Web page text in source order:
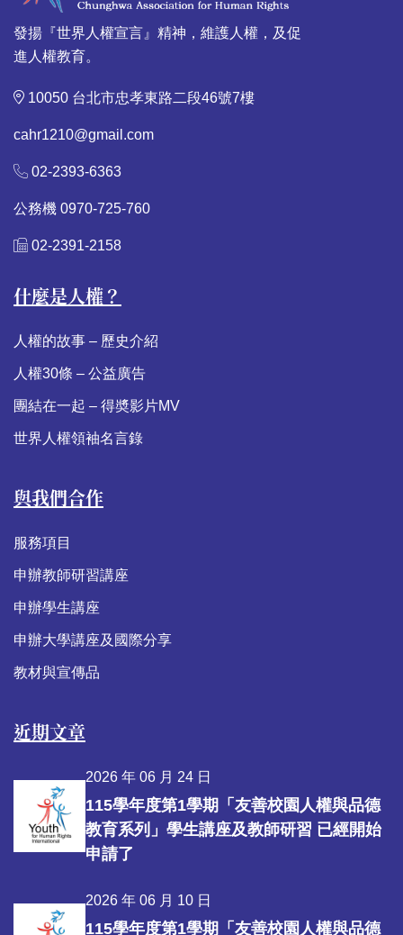
發揚『世界人權宣言』精神，維護人權，及促
進人權教育。
10050 台北市忠孝東路二段46號7樓
cahr1210@gmail.com
02-2393-6363
公務機 0970-725-760
02-2391-2158
什麼是人權？
人權的故事 – 歷史介紹
人權30條 – 公益廣告
團結在一起 – 得奬影片MV
世界人權領袖名言錄
與我們合作
服務項目
申辦教師研習講座
申辦學生講座
申辦大學講座及國際分享
教材與宣傳品
近期文章
2026 年 06 月 24 日
115學年度第1學期「友善校園人權與品德
教育系列」學生講座及教師研習 已經開始
申請了
2026 年 06 月 10 日
115學年度第1學期「友善校園人權與品德